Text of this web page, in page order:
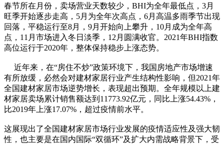
春节所在月份，卖场营业天数较少，BHI为全年最低点，3月
旺季开始逐步走高，5月为全年次高点，6月高温多雨季节出现
回落，平稳运行至8月，9月开始向上攀升，10月成为全年高
点，11月市场进入冬日淡季，12月圆满收官。2021年BHI指数
高位运行于2020年，整体保持稳步上涨态势。
近年来，在“房住不炒”政策环境下，我国房地产市场增速
有所放缓，必然会对建材家居行业产生结构性影响，但2021年
全国建材家居市场逆势增长，表现超出预期。全年规模以上建
材家居卖场累计销售额达到11773.92亿元，同比上涨54.43%，
比2019年上涨17.07%，超过疫情前水平。
这展现出了全国建材家居市场行业发展的疫情适应性及强大韧
性，也主要是在国内国际“双循环”及扩大内需战略背景下，受